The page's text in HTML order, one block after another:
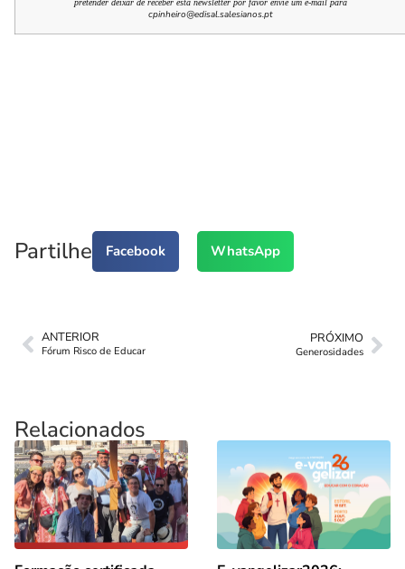
pretender deixar de receber esta newsletter por favor envie um e-mail para
cpinheiro@edisal.salesianos.pt
Partilhe Facebook WhatsApp
ANTERIOR
Fórum Risco de Educar
PRÓXIMO
Generosidades
Relacionados